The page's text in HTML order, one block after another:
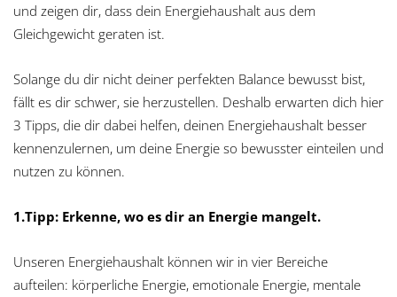
und zeigen dir, dass dein Energiehaushalt aus dem
Gleichgewicht geraten ist.
Solange du dir nicht deiner perfekten Balance bewusst bist,
fällt es dir schwer, sie herzustellen. Deshalb erwarten dich hier
3 Tipps, die dir dabei helfen, deinen Energiehaushalt besser
kennenzulernen, um deine Energie so bewusster einteilen und
nutzen zu können.
1.Tipp: Erkenne, wo es dir an Energie mangelt.
Unseren Energiehaushalt können wir in vier Bereiche
aufteilen: körperliche Energie, emotionale Energie, mentale